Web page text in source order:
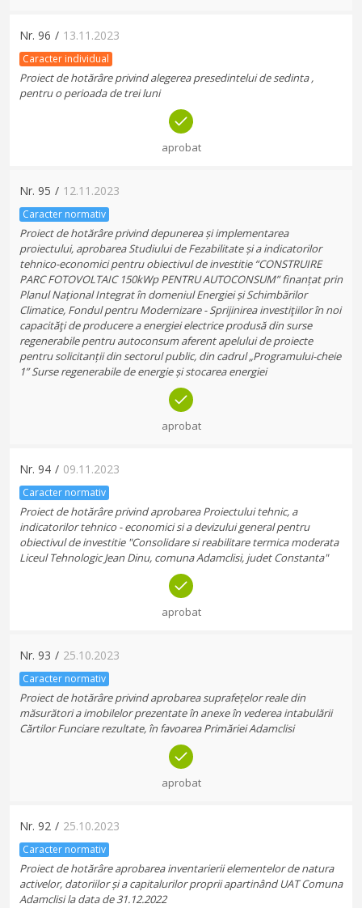
Nr. 96 / 13.11.2023
Caracter individual
Proiect de hotărâre privind alegerea presedintelui de sedinta ,
pentru o perioada de trei luni
aprobat
Nr. 95 / 12.11.2023
Caracter normativ
Proiect de hotărâre privind depunerea și implementarea
proiectului, aprobarea Studiului de Fezabilitate și a indicatorilor
tehnico-economici pentru obiectivul de investitie “CONSTRUIRE
PARC FOTOVOLTAIC 150kWp PENTRU AUTOCONSUM” finanțat prin
Planul Național Integrat în domeniul Energiei și Schimbărilor
Climatice, Fondul pentru Modernizare - Sprijinirea investiţiilor în noi
capacităţi de producere a energiei electrice produsă din surse
regenerabile pentru autoconsum aferent apelului de proiecte
pentru solicitanții din sectorul public, din cadrul „Programului-cheie
1” Surse regenerabile de energie și stocarea energiei
aprobat
Nr. 94 / 09.11.2023
Caracter normativ
Proiect de hotărâre privind aprobarea Proiectului tehnic, a
indicatorilor tehnico - economici si a devizului general pentru
obiectivul de investitie "Consolidare si reabilitare termica moderata
Liceul Tehnologic Jean Dinu, comuna Adamclisi, judet Constanta"
aprobat
Nr. 93 / 25.10.2023
Caracter normativ
Proiect de hotărâre privind aprobarea suprafețelor reale din
măsurători a imobilelor prezentate în anexe în vederea intabulării
Cărtilor Funciare rezultate, în favoarea Primăriei Adamclisi
aprobat
Nr. 92 / 25.10.2023
Caracter normativ
Proiect de hotărâre aprobarea inventarierii elementelor de natura
activelor, datoriilor și a capitalurilor proprii apartinând UAT Comuna
Adamclisi la data de 31.12.2022